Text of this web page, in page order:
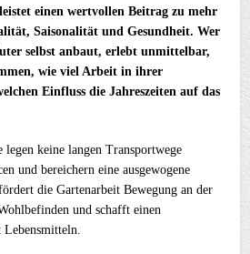
einen wertvollen Beitrag zu mehr
Saisonalität und Gesundheit. Wer
selbst anbaut, erlebt unmittelbar,
wie viel Arbeit in ihrer
Einfluss die Jahreszeiten auf das
legen keine langen Transportwege
und bereichern eine ausgewogene
die Gartenarbeit Bewegung an der
und schafft einen
Lebensmitteln.